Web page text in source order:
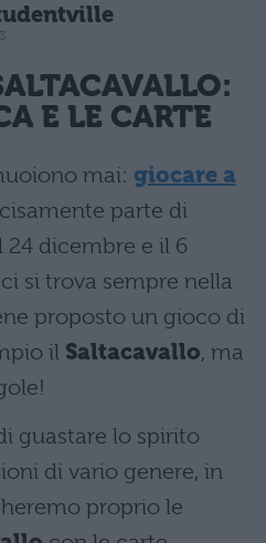
E LE CARTE
mai: giocare a
parte di
24 dicembre e il 6
si trova sempre nella
proposto un gioco di
il Saltacavallo, ma
guastare lo spirito
di vario genere, in
proprio le